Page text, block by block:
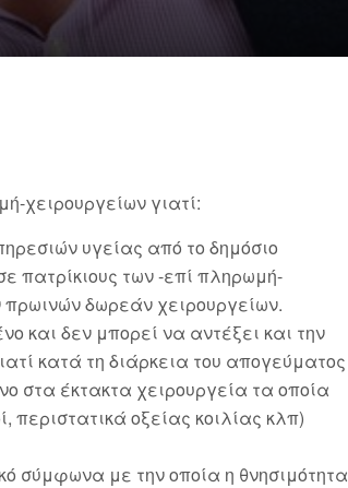
χειρουργείων γιατί:
υγείας από το δημόσιο
πατρίκιους των -επί πληρωμή-
δωρεάν χειρουργείων.
και δεν μπορεί να αντέξει και την
κατά τη διάρκεια του απογεύματος
στα έκτακτα χειρουργεία τα οποία
οξείας κοιλίας κλπ)
σύμφωνα με την οποία η θνησιμότητα